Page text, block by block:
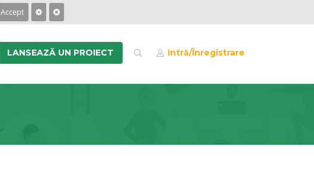
Accept
LANSEAZĂ UN PROIECT Intră/Înregistrare